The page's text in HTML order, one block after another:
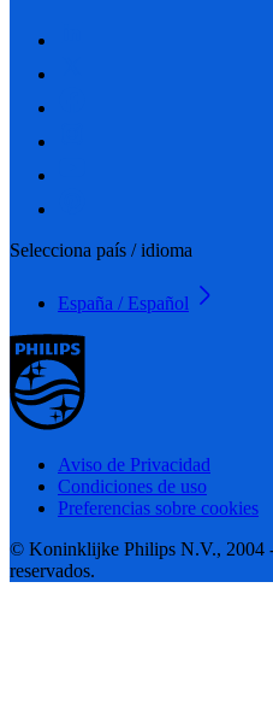
Selecciona país / idioma
España / Español
Aviso de Privacidad
Condiciones de uso
Preferencias sobre cookies
© Koninklijke Philips N.V., 2004
reservados.